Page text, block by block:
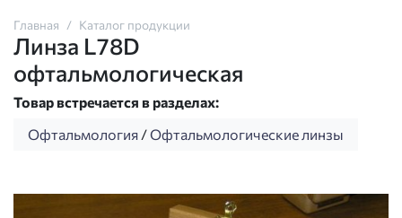
Главная Каталог продукции
Линза L78D
офтальмологическая
Товар встречается в разделах:
Офтальмология /Офтальмологические линзы